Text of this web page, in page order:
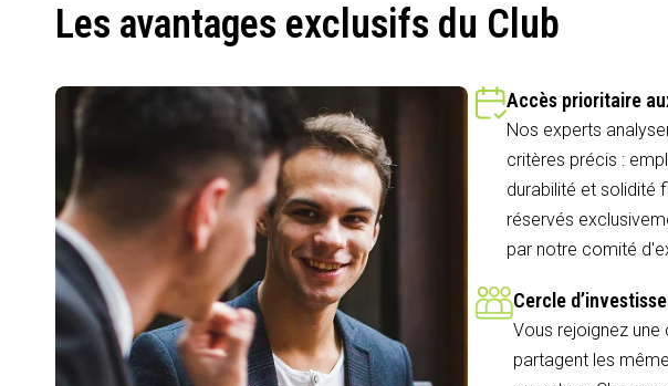
Les avantages exclusifs du Club
Accès prioritaire
Nos experts
critères précis :
durabilité et solidité
réservés
par notre comité
Cercle
Vous rejoignez
partagent les